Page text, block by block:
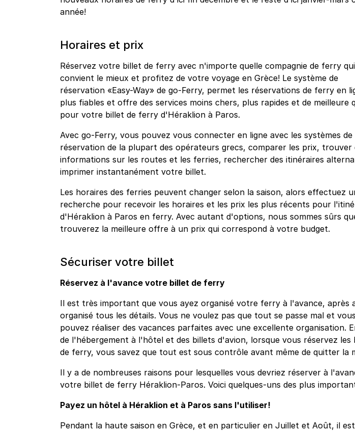
année!
Horaires et prix
Réservez votre billet de ferry avec n'importe quelle compagnie de ferry
convient le mieux et profitez de votre voyage en Grèce! Le système de
réservation «Easy-Way» de go-Ferry, permet les réservations de ferry en
plus fiables et offre des services moins chers, plus rapides et de meilleure
pour votre billet de ferry d'Héraklion à Paros.
Avec go-Ferry, vous pouvez vous connecter en ligne avec les systèmes de
réservation de la plupart des opérateurs grecs, comparer les prix, trouver
informations sur les routes et les ferries, rechercher des itinéraires
imprimer instantanément votre billet.
Les horaires des ferries peuvent changer selon la saison, alors effectuez
recherche pour recevoir les horaires et les prix les plus récents pour
d'Héraklion à Paros en ferry. Avec autant d'options, nous sommes sûrs
trouverez la meilleure offre à un prix qui correspond à votre budget.
Sécuriser votre billet
Réservez à l'avance votre billet de ferry
Il est très important que vous ayez organisé votre ferry à l'avance, après
organisé tous les détails. Vous ne voulez pas que tout se passe mal et vous
pouvez réaliser des vacances parfaites avec une excellente organisation.
de l'hébergement à l'hôtel et des billets d'avion, lorsque vous réservez les
de ferry, vous savez que tout est sous contrôle avant même de quitter la
Il y a de nombreuses raisons pour lesquelles vous devriez réserver à
votre billet de ferry Héraklion-Paros. Voici quelques-uns des plus
Payez un hôtel à Héraklion et à Paros sans l'utiliser!
Pendant la haute saison en Grèce, et en particulier en Juillet et Août, il est